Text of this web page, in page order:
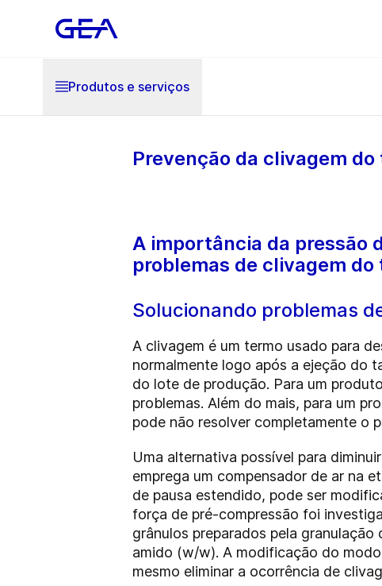
Produtos e serviços
Prevenção da clivagem
A importância da pressão
problemas de clivagem do
Solucionando problemas
A clivagem é um termo usado para
normalmente logo após a ejeção do
do lote de produção. Para um
problemas. Além do mais, para um
pode não resolver completamente o
Uma alternativa possível para
emprega um compensador de ar na
de pausa estendido, pode ser
força de pré-compressão foi
grânulos preparados pela
amido (w/w). A modificação do
mesmo eliminar a ocorrência de